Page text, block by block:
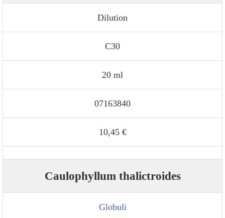
Dilution
C30
20 ml
07163840
10,45 €
Caulophyllum thalictroides
Globuli